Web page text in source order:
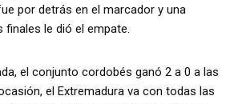
por detrás en el marcador y una
finales le dió el empate.
el conjunto cordobés ganó 2 a 0 a las
el Extremadura va con todas las